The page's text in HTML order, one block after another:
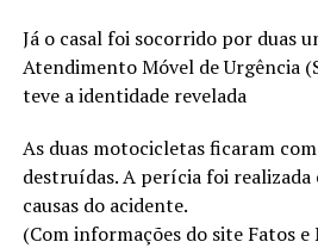
Já o casal foi socorrido por duas
Atendimento Móvel de Urgência
teve a identidade revelada
As duas motocicletas ficaram
destruídas. A perícia foi realizada
causas do acidente.
(Com informações do site Fatos